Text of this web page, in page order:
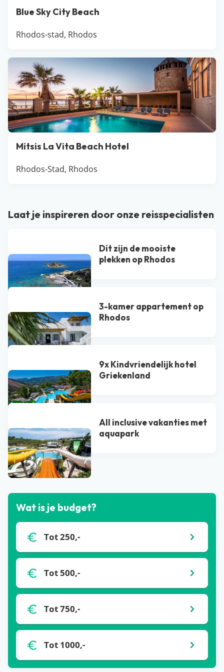
Blue Sky City Beach
Rhodos-stad, Rhodos
Mitsis La Vita Beach Hotel
Rhodos-Stad, Rhodos
Laat je inspireren door onze reisspecialisten
Dit zijn de mooiste
plekken op Rhodos
3-kamer appartement op
Rhodos
9x Kindvriendelijk hotel
Griekenland
All inclusive vakanties met
aquapark
Bekijk alle blogs
Wat is je budget?
Tot 250,-
Tot 500,-
Tot 750,-
Tot 1000,-